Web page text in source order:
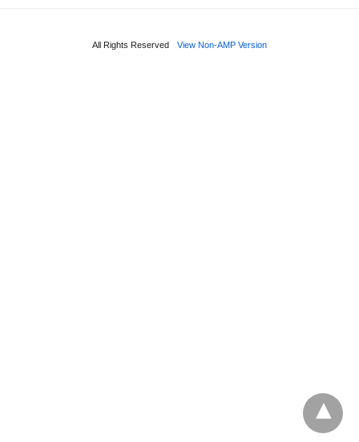
All Rights Reserved View Non-AMP Version